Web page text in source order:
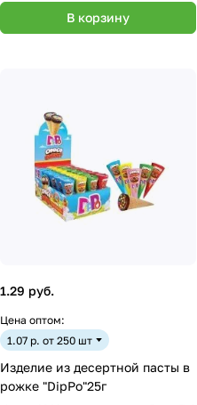
В корзину
1.29 руб.
Цена оптом:
1.07 р. от 250 шт
Изделие из десертной пасты в
рожке "DipPo"25г